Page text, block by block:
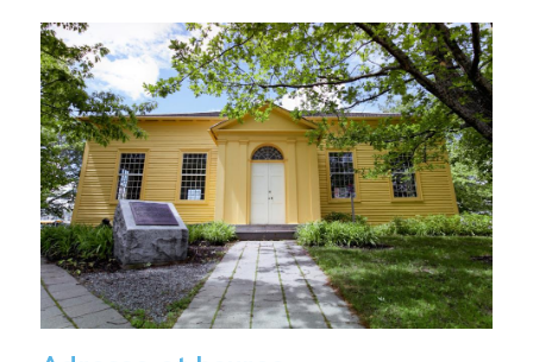
Image